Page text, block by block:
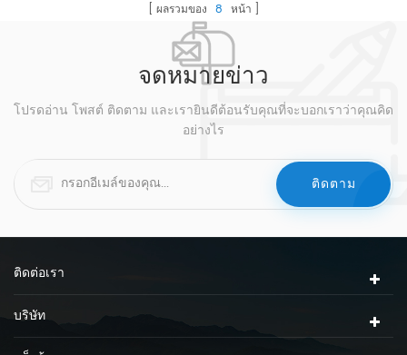
ผลรวมของ 8 หน้า
จดหมายข่าว
โปรดอ่าน โพสต์ ติดตาม และเรายินดีต้อนรับคุณที่จะบอกเราว่าคุณคิด
อย่างไร
ติดต่อเรา
บริษัท